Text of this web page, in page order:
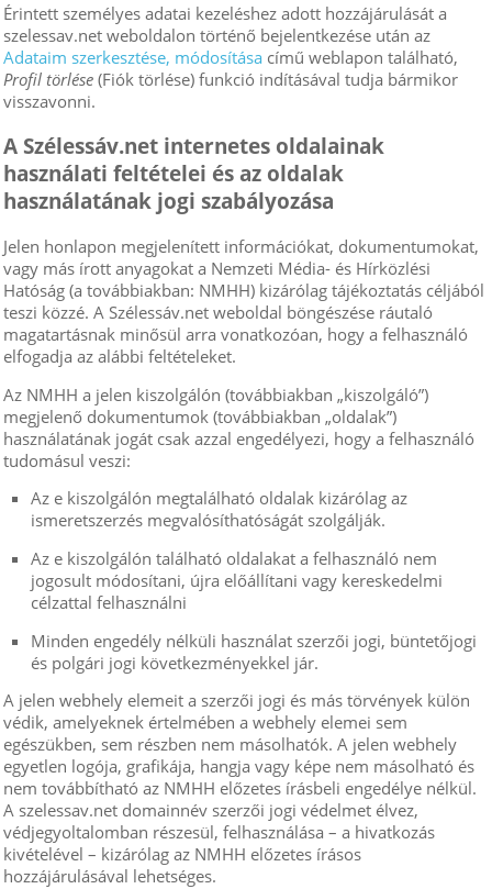
Érintett személyes adatai kezeléshez adott hozzájárulását a
szelessav.net weboldalon történő bejelentkezése után az
Adataim szerkesztése, módosítása című weblapon található,
Profil törlése (Fiók törlése) funkció indításával tudja bármikor
visszavonni.
A Szélessáv.net internetes oldalainak
használati feltételei és az oldalak
használatának jogi szabályozása
Jelen honlapon megjelenített információkat, dokumentumokat,
vagy más írott anyagokat a Nemzeti Média- és Hírközlési
Hatóság (a továbbiakban: NMHH) kizárólag tájékoztatás céljából
teszi közzé. A Szélessáv.net weboldal böngészése ráutaló
magatartásnak minősül arra vonatkozóan, hogy a felhasználó
elfogadja az alábbi feltételeket.
Az NMHH a jelen kiszolgálón (továbbiakban „kiszolgáló”)
megjelenő dokumentumok (továbbiakban „oldalak”)
használatának jogát csak azzal engedélyezi, hogy a felhasználó
tudomásul veszi:
Az e kiszolgálón megtalálható oldalak kizárólag az
ismeretszerzés megvalósíthatóságát szolgálják.
Az e kiszolgálón található oldalakat a felhasználó nem
jogosult módosítani, újra előállítani vagy kereskedelmi
célzattal felhasználni
Minden engedély nélküli használat szerzői jogi, büntetőjogi
és polgári jogi következményekkel jár.
A jelen webhely elemeit a szerzői jogi és más törvények külön
védik, amelyeknek értelmében a webhely elemei sem
egészükben, sem részben nem másolhatók. A jelen webhely
egyetlen logója, grafikája, hangja vagy képe nem másolható és
nem továbbítható az NMHH előzetes írásbeli engedélye nélkül.
A szelessav.net domainnév szerzői jogi védelmet élvez,
védjegyoltalomban részesül, felhasználása – a hivatkozás
kivételével – kizárólag az NMHH előzetes írásos
hozzájárulásával lehetséges.